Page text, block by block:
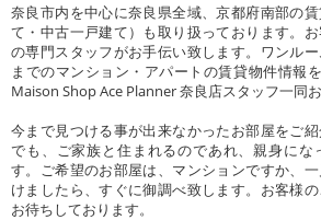
奈良市内を中心に奈良県全域、京都府南部の
て・中古一戸建て）も取り扱っております。
の専門スタッフがお手伝い致します。ワンル
までのマンション・アパートの賃貸物件情報
Maison Shop Ace Planner 奈良店スタッフ一同
今まで見つける事が出来なかったお部屋をご
でも、ご家族と住まれるのであれ、親身にな
す。ご希望のお部屋は、マンションですか、
けましたら、すぐに御調べ致します。お客様
お待ちしております。